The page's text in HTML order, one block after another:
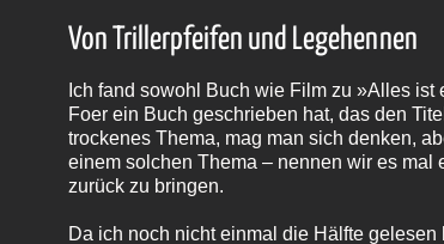
Von Trillerpfeifen und Legehennen
Ich fand sowohl Buch wie Film zu »Alles
Foer ein Buch geschrieben hat, das den
trockenes Thema, mag man sich denken,
einem solchen Thema – nennen wir es mal
zurück zu bringen.
Da ich noch nicht einmal die Hälfte